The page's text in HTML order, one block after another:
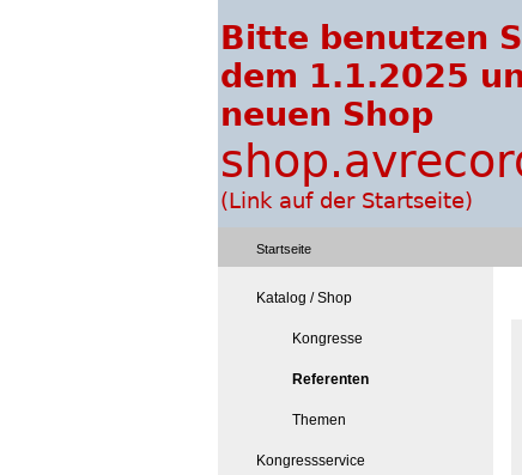
Startseite
Katalog / Shop
Kongresse
Referenten
Themen
Kongressservice